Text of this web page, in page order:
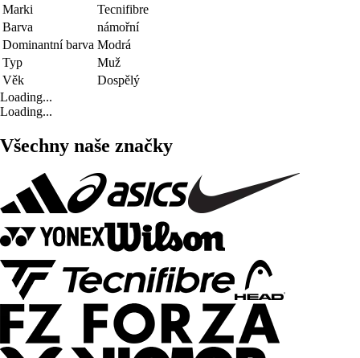
Marki
Tecnifibre
Barva
námořní
Dominantní barva Modrá
Typ
Muž
Věk
Dospělý
Loading...
Loading...
Všechny naše značky